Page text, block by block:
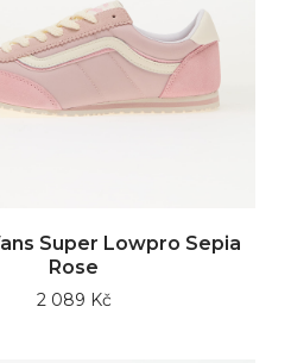
Super Lowpro Sepia
Rose
2 089 Kč